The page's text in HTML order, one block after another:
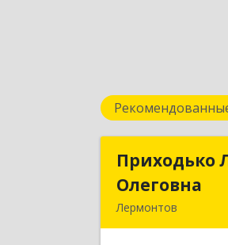
Приходько
Олеговна
Лермонтов